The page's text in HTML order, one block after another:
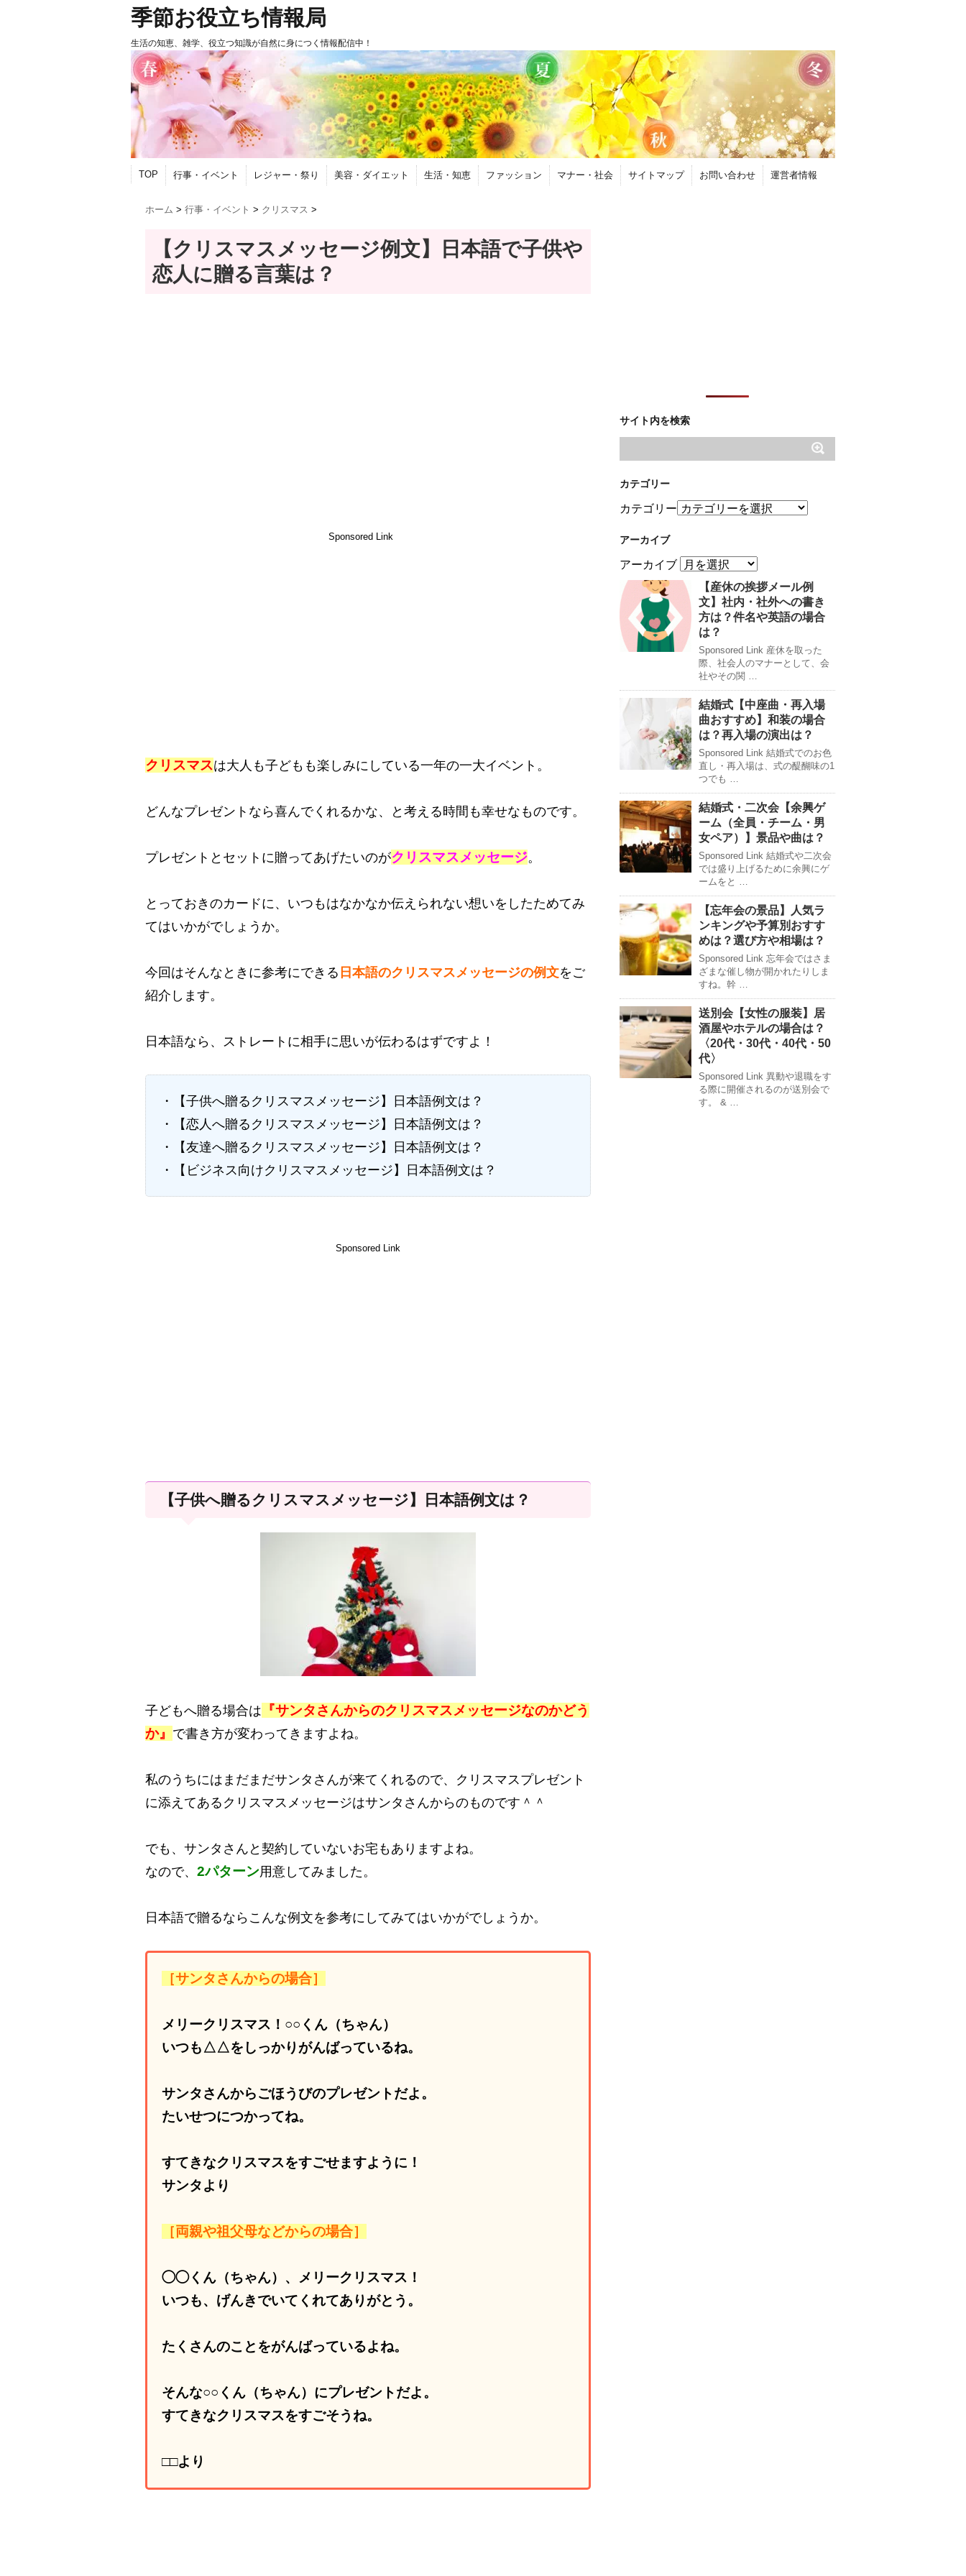
季節お役立ち情報局
生活の知恵、雑学、役立つ知識が自然に身につく情報配信中！
TOP 行事・イベント レジャー・祭り 美容・ダイエット 生活・知恵 ファッション マナー・社会 サイトマップ お問い合わせ 運営者情報
ホーム > 行事・イベント > クリスマス >
【クリスマスメッセージ例文】日本語で子供や
恋人に贈る言葉は？
Sponsored Link
クリスマスは大人も子どもも楽しみにしている一年の一大イベント。
どんなプレゼントなら喜んでくれるかな、と考える時間も幸せなものです。
プレゼントとセットに贈ってあげたいのがクリスマスメッセージ。
とっておきのカードに、いつもはなかなか伝えられない想いをしたためてみ
てはいかがでしょうか。
今回はそんなときに参考にできる 日本語のクリスマスメッセージの例文をご
紹介します。
日本語なら、ストレートに相手に思いが伝わるはずですよ！
・【子供へ贈るクリスマスメッセージ】日本語例文は？
・【恋人へ贈るクリスマスメッセージ】日本語例文は？
・【友達へ贈るクリスマスメッセージ】日本語例文は？
・【ビジネス向けクリスマスメッセージ】日本語例文は？
Sponsored Link
【子供へ贈るクリスマスメッセージ】日本語例文は？
子どもへ贈る場合は 『サンタさんからのクリスマスメッセージなのかどう
か』 で書き方が変わってきますよね。
私のうちにはまだまだサンタさんが来てくれるので、クリスマスプレゼント
に添えてあるクリスマスメッセージはサンタさんからのものです＾＾
でも、サンタさんと契約していないお宅もありますよね。
なので、 2パターン用意してみました。
日本語で贈るならこんな例文を参考にしてみてはいかがでしょうか。
［サンタさんからの場合］
メリークリスマス！○○くん（ちゃん）
いつも△△をしっかりがんばっているね。
サンタさんからごほうびのプレゼントだよ。
たいせつにつかってね。
すてきなクリスマスをすごせますように！
サンタより
［両親や祖父母などからの場合］
◯◯くん（ちゃん）、メリークリスマス！
いつも、げんきでいてくれてありがとう。
たくさんのことをがんばっているよね。
そんな○○くん（ちゃん）にプレゼントだよ。
すてきなクリスマスをすごそうね。
□□より
サイト内を検索
カテゴリー
カテゴリー
アーカイブ
アーカイブ
【産休の挨拶メール例
文】社内・社外への書き
方は？件名や英語の場合
は？
Sponsored Link 産休を取った
際、社会人のマナーとして、会
社やその関 …
結婚式【中座曲・再入場
曲おすすめ】和装の場合
は？再入場の演出は？
Sponsored Link 結婚式でのお色
直し・再入場は、式の醍醐味の1
つでも …
結婚式・二次会【余興ゲ
ーム（全員・チーム・男
女ペア）】景品や曲は？
Sponsored Link 結婚式や二次会
では盛り上げるために余興にゲ
ームをと …
【忘年会の景品】人気ラ
ンキングや予算別おすす
めは？選び方や相場は？
Sponsored Link 忘年会ではさま
ざまな催し物が開かれたりしま
すね。幹 …
送別会【女性の服装】居
酒屋やホテルの場合は？
〈20代・30代・40代・50
代〉
Sponsored Link 異動や退職をす
る際に開催されるのが送別会で
す。 & …